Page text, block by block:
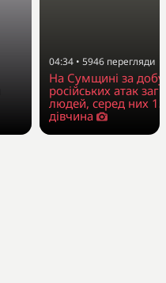
04:34 • 5946 перегляди
На Сумщині за добу
російських атак
людей, серед них
дівчина